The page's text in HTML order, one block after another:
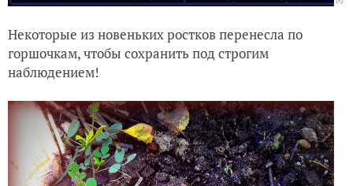
Некоторые из новеньких ростков перенесла по
горшочкам, чтобы сохранить под строгим
наблюдением!